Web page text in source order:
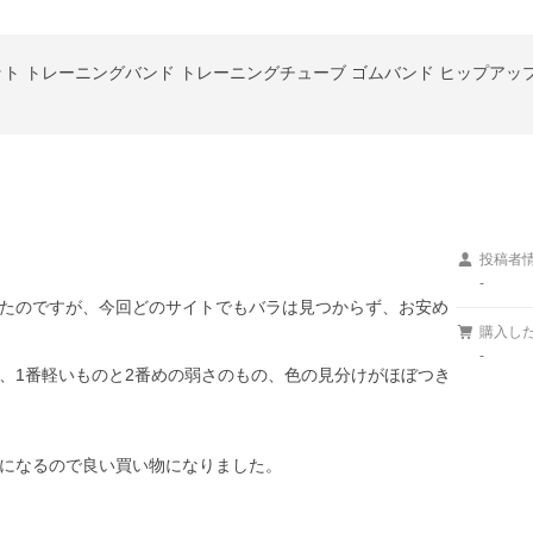
のですが、今回どのサイトでもバラは見つからず、お安め
1番軽いものと2番めの弱さのもの、色の見分けがほぼつき
なるので良い買い物になりました。
投稿者
-
購入し
-